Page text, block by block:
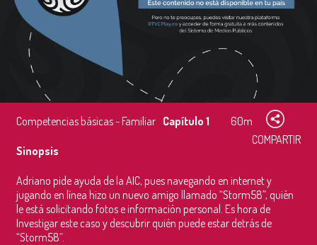
Competencias básicas - Familiar Capítulo 1
60m
COMPARTIR
Sinopsis
Adriano pide ayuda de la AIC, pues navegando en internet y
jugando en línea hizo un nuevo amigo llamado “Storm58”, quién
le está solicitando fotos e información personal. Es hora de
Investigar este caso y descubrir quién puede estar detrás de
“Storm58”.